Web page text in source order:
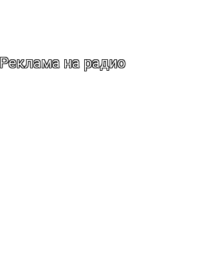
Реклама на радио